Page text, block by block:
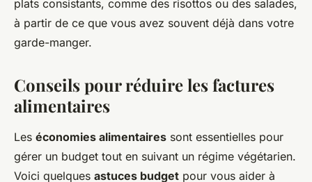
plats consistants, comme des risottos ou des salades,
à partir de ce que vous avez souvent déjà dans votre
garde-manger.
Conseils pour réduire les factures
alimentaires
Les économies alimentaires sont essentielles pour
gérer un budget tout en suivant un régime végétarien.
Voici quelques astuces budget pour vous aider à